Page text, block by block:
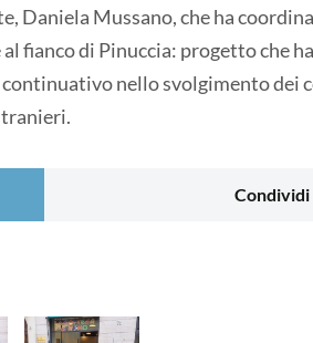
Daniela Mussano, che ha
fianco di Pinuccia: progetto che
nello svolgimento dei
Condividi